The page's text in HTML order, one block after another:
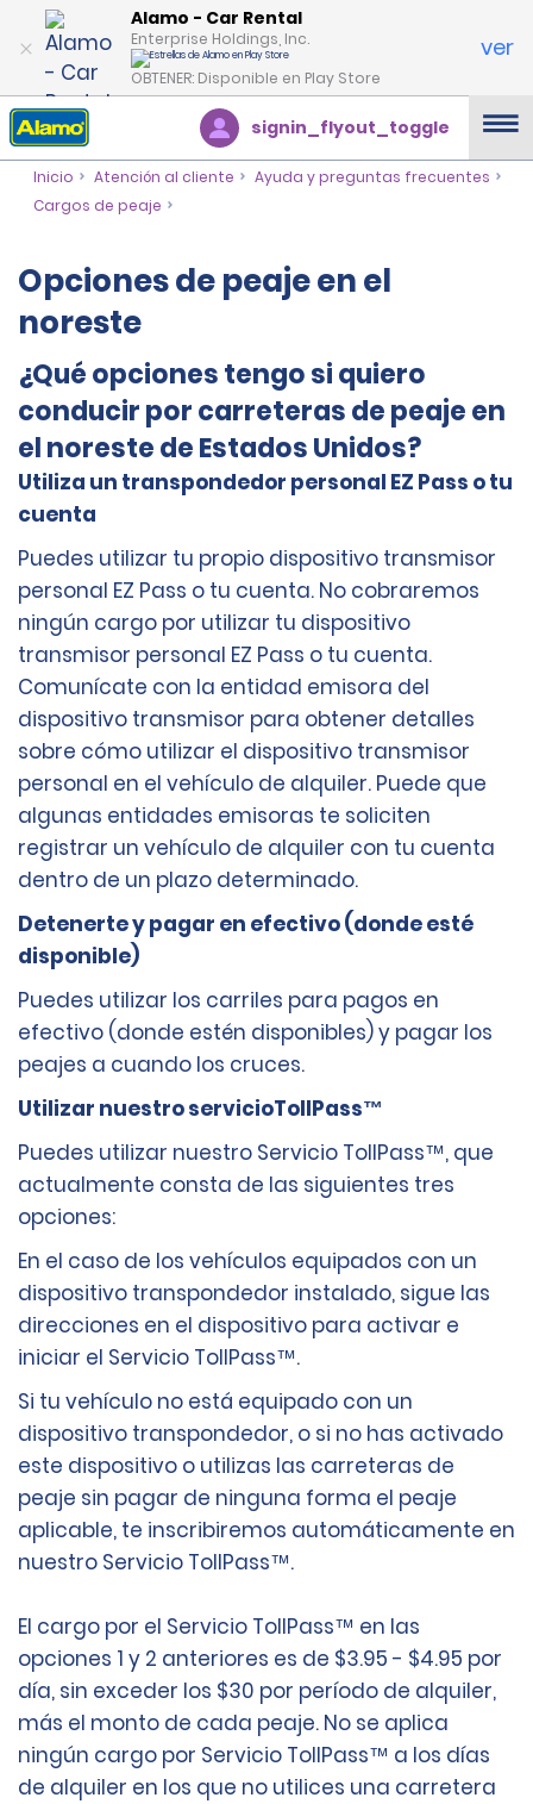
Alamo - Car Rental
Enterprise Holdings, Inc.
OBTENER: Disponible en Play Store
ver
signin_flyout_toggle
Inicio Atención al cliente
Ayuda y preguntas frecuentes
Cargos de peaje
Opciones de peaje en el
noreste
¿Qué opciones tengo si quiero
conducir por carreteras de peaje en
el noreste de Estados Unidos?
Utiliza un transpondedor personal EZ Pass o tu
cuenta
Puedes utilizar tu propio dispositivo transmisor
personal EZ Pass o tu cuenta. No cobraremos
ningún cargo por utilizar tu dispositivo
transmisor personal EZ Pass o tu cuenta.
Comunícate con la entidad emisora del
dispositivo transmisor para obtener detalles
sobre cómo utilizar el dispositivo transmisor
personal en el vehículo de alquiler. Puede que
algunas entidades emisoras te soliciten
registrar un vehículo de alquiler con tu cuenta
dentro de un plazo determinado.
Detenerte y pagar en efectivo (donde esté
disponible)
Puedes utilizar los carriles para pagos en
efectivo (donde estén disponibles) y pagar los
peajes a cuando los cruces.
Utilizar nuestro servicioTollPass™
Puedes utilizar nuestro Servicio TollPass™, que
actualmente consta de las siguientes tres
opciones:
En el caso de los vehículos equipados con un
dispositivo transpondedor instalado, sigue las
direcciones en el dispositivo para activar e
iniciar el Servicio TollPass™.
Si tu vehículo no está equipado con un
dispositivo transpondedor, o si no has activado
este dispositivo o utilizas las carreteras de
peaje sin pagar de ninguna forma el peaje
aplicable, te inscribiremos automáticamente en
nuestro Servicio TollPass™.
El cargo por el Servicio TollPass™ en las
opciones 1 y 2 anteriores es de $3.95 - $4.95 por
día, sin exceder los $30 por período de alquiler,
más el monto de cada peaje. No se aplica
ningún cargo por Servicio TollPass™ a los días
de alquiler en los que no utilices una carretera